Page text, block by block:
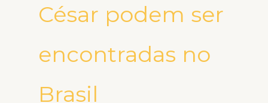
César podem ser
encontradas no
Brasil